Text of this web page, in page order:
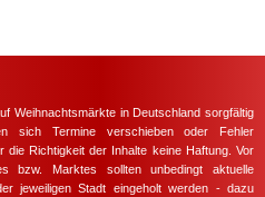
Weihnachtsmärkte in Deutschland sorgfältig
sich Termine verschieben oder Fehler
die Richtigkeit der Inhalte keine Haftung. Vor
bzw. Marktes sollten unbedingt aktuelle
jeweiligen Stadt eingeholt werden - dazu